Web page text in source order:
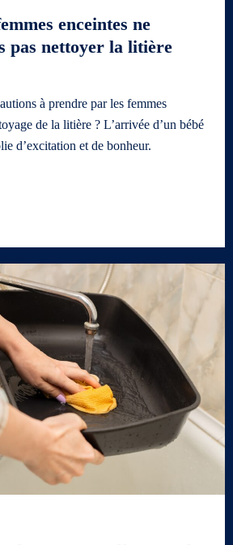
enceintes ne
pas nettoyer la litière
à prendre par les femmes
de la litière ? L’arrivée d’un bébé
d’excitation et de bonheur.